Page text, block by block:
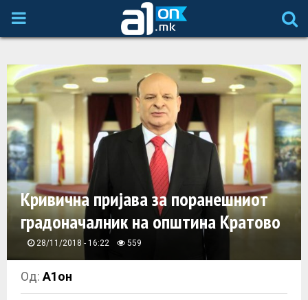
P
I
M
A
R
M
Кривична пријава за поранешниот
градоначалник на општина Кратово
28/11/2018 - 16:22 559
Од:А1он